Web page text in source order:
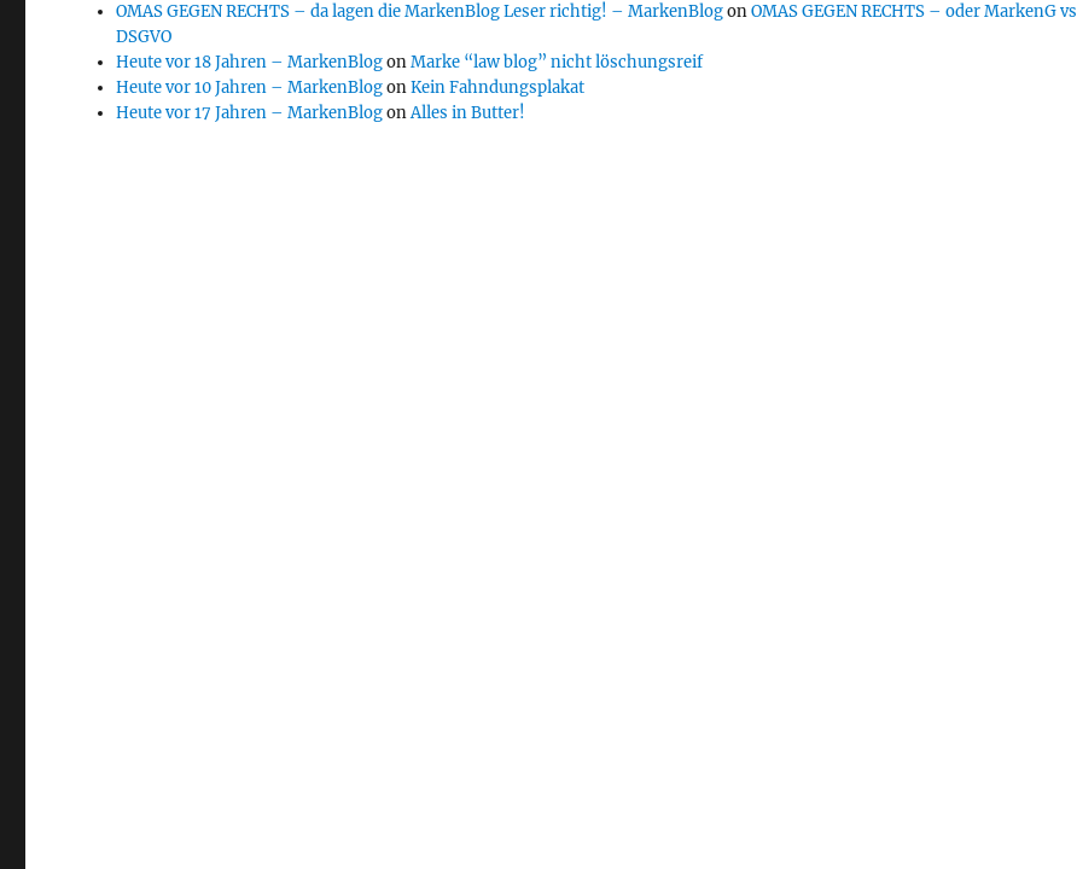
OMAS GEGEN RECHTS – da lagen die MarkenBlog Leser richtig! – MarkenBlogonOMAS GEGEN RECHTS – oder MarkenG vs
DSGVO
Heute vor 18 Jahren – MarkenBlogonMarke “law blog” nicht löschungsreif
Heute vor 10 Jahren – MarkenBlogonKein Fahndungsplakat
Heute vor 17 Jahren – MarkenBlogonAlles in Butter!